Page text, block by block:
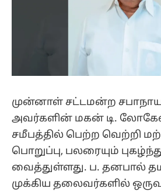
முன்னாள் சட்டமன்ற
அவர்களின் மகன் டி.
சமீபத்தில் பெற்ற வெற்றி
பொறுப்பு, பலரையும்
வைத்துள்ளது. ப. தனபால்
முக்கிய தலைவர்களில்